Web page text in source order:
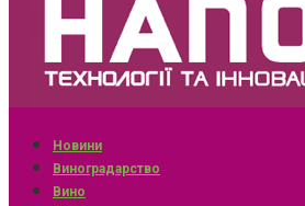
Новини
Виноградарство
Вино